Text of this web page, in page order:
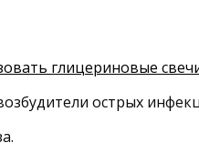
глицериновые
острых